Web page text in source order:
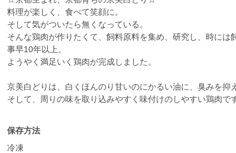
料理が楽しく、食べて笑顔に。
そして気がついたら無くなっている。
そんな鶏肉が作りたくて、飼料原料を集め、研究し、時には
事早10年以上。
ようやく満足いく鶏肉が完成しました。
京美白どりは、白くほんのり甘いのにかるい油に、臭みを抑
そして、周りの味を取り込みやすく味付けのしやすい鶏肉です
保存方法
冷凍